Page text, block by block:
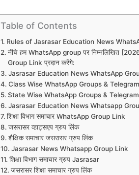
Table of Contents
Rules of Jasrasar Education News
नीचे हम WhatsApp group पर निम्नलिखित
Group Link प्रदान करेंगे:
Jasrasar Education News WhatsApp
Class Wise WhatsApp Groups &
State Wise WhatsApp Groups &
Jasrasar Education News Whatsapp
शिक्षा विभाग समाचार WhatsApp Group Link
जसरासर व्हाट्सएप ग्रुप लिंक
शैक्षिक समाचार जसरासर ग्रुप लिंक
Jasrasar News Whatsapp Group Link
शिक्षा विभाग समाचार ग्रुप Jasrasar
जसरासर शिक्षा समाचार ग्रुप लिंक